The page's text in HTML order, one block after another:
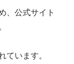
、公式サイト
ています。